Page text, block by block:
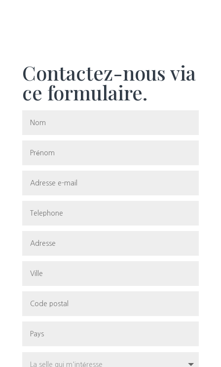
Contactez-nous via
ce formulaire.